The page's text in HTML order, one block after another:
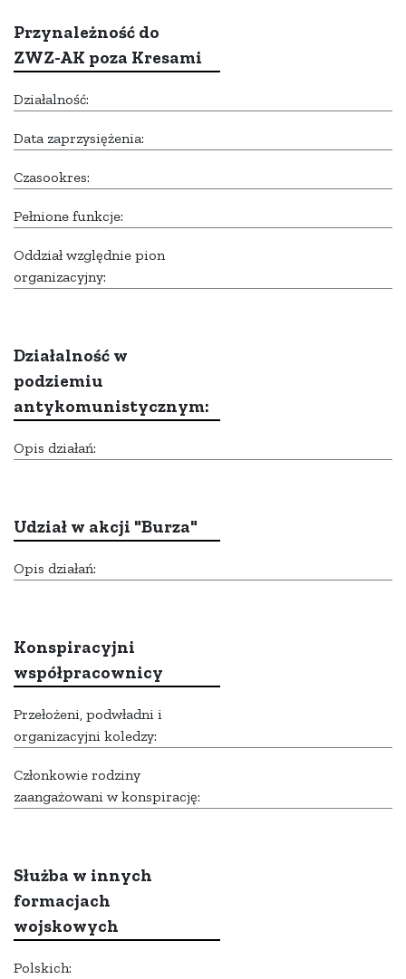
Przynależność do
ZWZ-AK poza Kresami
Działalność:
Data zaprzysiężenia:
Czasookres:
Pełnione funkcje:
Oddział względnie pion
organizacyjny:
Działalność w
podziemiu
antykomunistycznym:
Opis działań:
Udział w akcji "Burza"
Opis działań:
Konspiracyjni
współpracownicy
Przełożeni, podwładni i
organizacyjni koledzy:
Członkowie rodziny
zaangażowani w konspirację:
Służba w innych
formacjach
wojskowych
Polskich: